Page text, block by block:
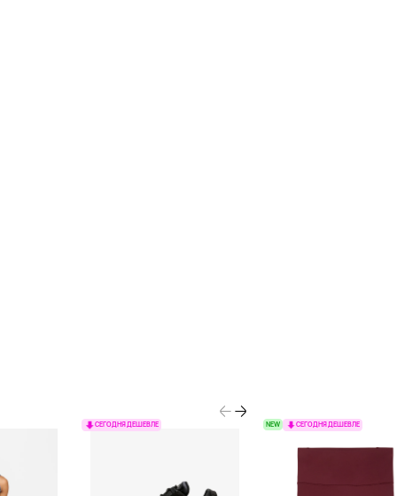
СЕГОДНЯ ДЕШЕВЛЕ NEW СЕГОДНЯ ДЕШЕВЛЕ